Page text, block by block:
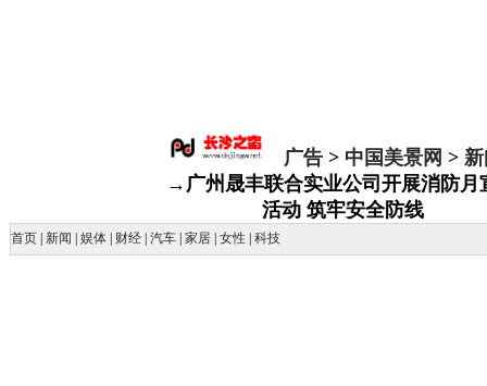
广告> 中国美景网 >
→广州晟丰联合实业公司开展消防月
活动 筑牢安全防线
首页 新闻 娱体 财经 汽车 家居 女性 科技